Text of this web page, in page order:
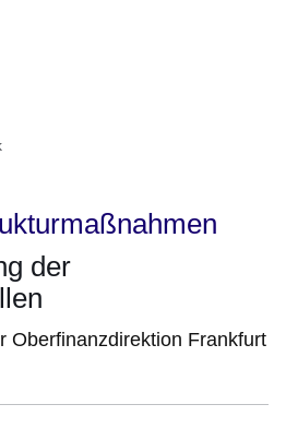
der
Oberfinanzdirektion Frankfurt